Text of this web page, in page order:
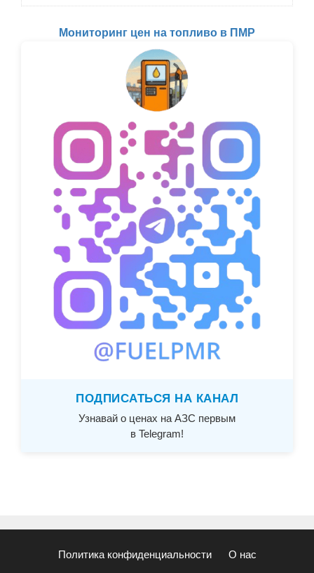
Мониторинг цен на топливо в ПМР
ПОДПИСАТЬСЯ НА КАНАЛ
Узнавай о ценах на АЗС первым
в Telegram!
Политика конфиденциальности О нас